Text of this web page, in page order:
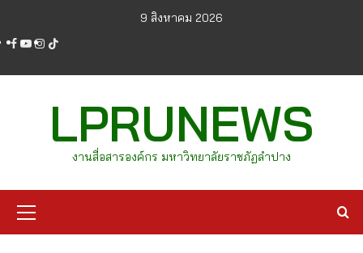
content
9 สิงหาคม 2026
facebook
youtube
instagram
tiktok
LPRUNEWS
งานสื่อสารองค์กร มหาวิทยาลัยราชภัฏลำปาง
Menu